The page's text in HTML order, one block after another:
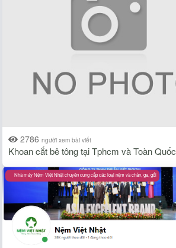
2786 người xem bài viết
Khoan cắt bê tông tại Tphcm và Toàn Quốc
Nhà máy Nệm Việt Nhật chuyên cung cấp các loại nệm và chăn, ga, gối